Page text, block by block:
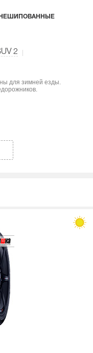
НЕШИПОВАННЫЕ
2
для зимней езды.